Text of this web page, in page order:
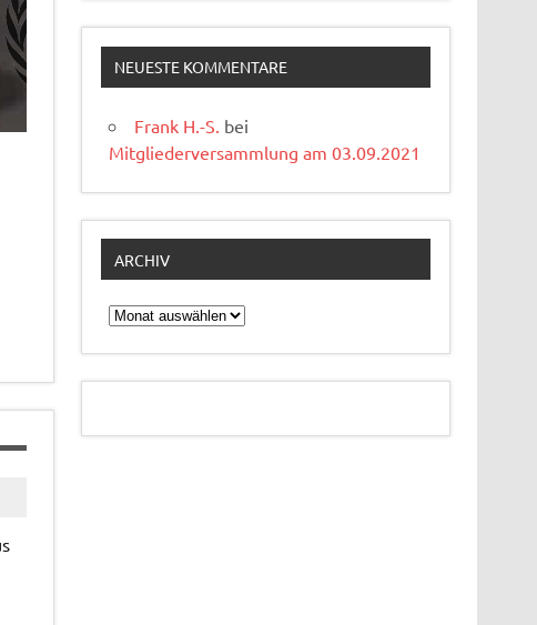
NEUESTE KOMMENTARE
Frank H.-S. bei
Mitgliederversammlung am 03.09.2021
ARCHIV
Archiv